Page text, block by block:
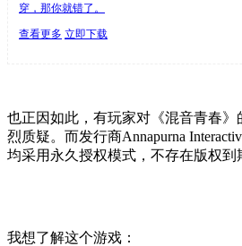
穿，那你就错了。
查看更多 立即下载
也正因如此，有玩家对《混音青春》
烈质疑。而发行商Annapurna
均采用永久授权模式，不存在版权到
我想了解这个游戏：